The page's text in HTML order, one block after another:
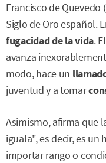
Francisco de Quevedo
Siglo de Oro español.
fugacidad de la vida.
avanza
modo, hace un
juventud y a tomar
Asimismo, afirma que
iguala", es decir, es un
importar rango o